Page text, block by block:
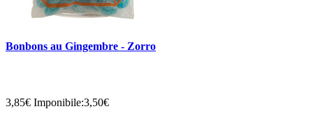
Bonbons au Gingembre - Zorro
3,85€ Imponibile:3,50€